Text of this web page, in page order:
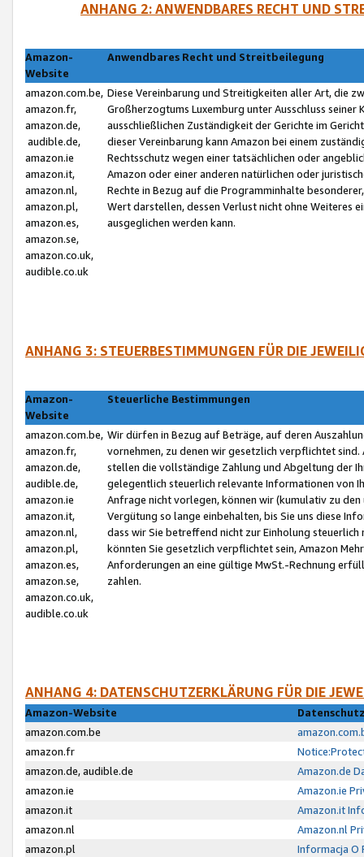
ANHANG 2: ANWENDBARES RECHT UND
Amazon-
Website
Anwendbares Recht und Streitbeilegung
amazon.com.be,
amazon.fr,
amazon.de,
audible.de,
amazon.ie
amazon.it,
amazon.nl,
amazon.pl,
amazon.es,
amazon.se,
amazon.co.uk,
audible.co.uk
Diese Vereinbarung und Streitigkeiten aller Art, die
Großherzogtums Luxemburg unter Ausschluss
ausschließlichen Zuständigkeit der Gerichte im
dieser Vereinbarung kann Amazon bei einem
Rechtsschutz wegen einer tatsächlichen oder
Amazon oder einer anderen natürlichen oder
Rechte in Bezug auf die Programminhalte
Wert darstellen, dessen Verlust nicht ohne Weiteres
ausgeglichen werden kann.
ANHANG 3: STEUERBESTIMMUNGEN FÜR DIE
Amazon-
Website
Steuerliche Bestimmungen
amazon.com.be,
amazon.fr,
amazon.de,
audible.de,
amazon.ie
amazon.it,
amazon.nl,
amazon.pl,
amazon.es,
amazon.se,
amazon.co.uk,
audible.co.uk
Wir dürfen in Bezug auf Beträge, auf deren
vornehmen, zu denen wir gesetzlich verpflichtet
stellen die vollständige Zahlung und Abgeltung der
gelegentlich steuerlich relevante Informationen von
Anfrage nicht vorlegen, können wir (kumulativ zu
Vergütung so lange einbehalten, bis Sie uns diese
dass wir Sie betreffend nicht zur Einholung
könnten Sie gesetzlich verpflichtet sein, Amazon
Anforderungen an eine gültige MwSt.-Rechnung
zahlen.
ANHANG 4: DATENSCHUTZERKLÄRUNG FÜR DIE
Amazon-Website
amazon.com.be
amazon.fr
amazon.de, audible.de
Amazon.de
amazon.ie
Amazon.ie
amazon.it
Amazon.it
amazon.nl
Amazon.nl
amazon.pl
Informacja O